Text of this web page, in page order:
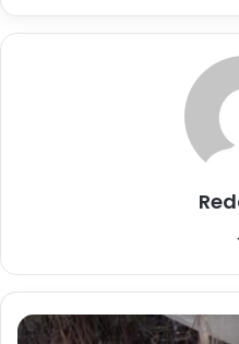
Operação